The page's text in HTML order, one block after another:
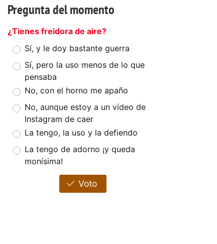
Pregunta del momento
¿Tienes freidora de aire?
Sí, y le doy bastante guerra
Sí, pero la uso menos de lo que
pensaba
No, con el horno me apaño
No, aunque estoy a un vídeo de
Instagram de caer
La tengo, la uso y la defiendo
La tengo de adorno ¡y queda
monísima!
Voto